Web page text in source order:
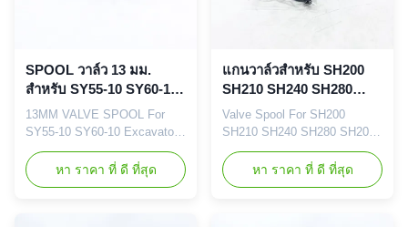
SPOOL วาล์ว 13 มม.
สำหรับ SY55-10 SY60-10
อะไหล่รถขุด
13MM VALVE SPOOL For
SY55-10 SY60-10 Excavator
Spare Parts Brand
NIBEWILL/Neutral or as
required Prodact Name
หา ราคา ที่ ดี ที่สุด
แกนวาล์วสำหรับ SH200
SH210 SH240 SH280
SH200-3 SH200-5
Valve Spool For SH200
SH210 SH240 SH280 SH200-
3 SH200-5 SH210-5 SH240-5
Brand NIBEWILL/Neutral or
as required Prodact Name
หา ราคา ที่ ดี ที่สุด